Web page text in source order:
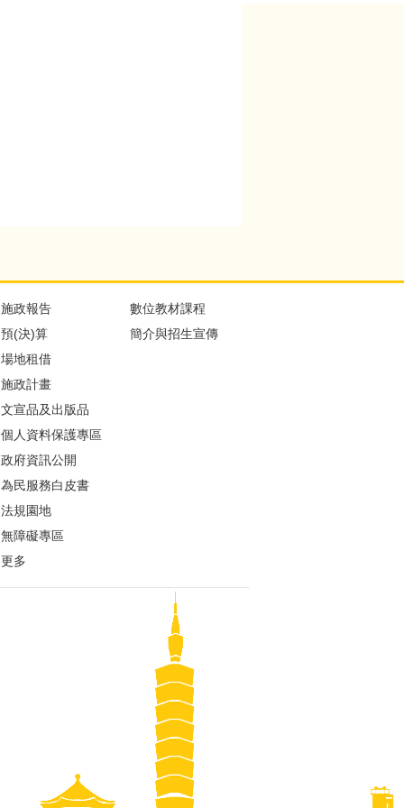
施政報告
預(決)算
場地租借
施政計畫
文宣品及出版品
個人資料保護專區
政府資訊公開
為民服務白皮書
法規園地
無障礙專區
更多
數位教材課程
簡介與招生宣傳